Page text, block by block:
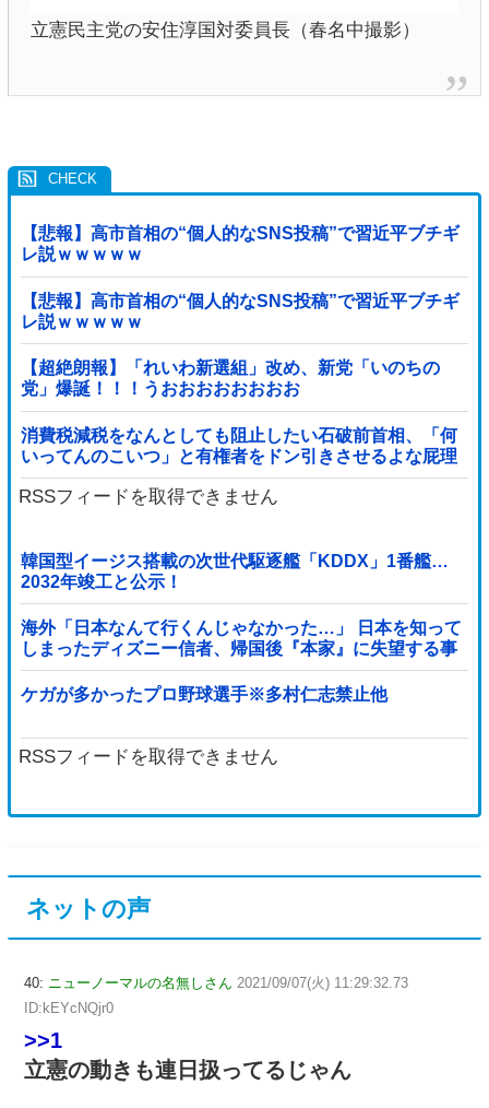
立憲民主党の安住淳国対委員長（春名中撮影）
【悲報】高市首相の“個人的なSNS投稿”で習近平ブチギ
レ説ｗｗｗｗｗ
【悲報】高市首相の“個人的なSNS投稿”で習近平ブチギ
レ説ｗｗｗｗｗ
【超絶朗報】「れいわ新選組」改め、新党「いのちの
党」爆誕！！！うおおおおおおおお
消費税減税をなんとしても阻止したい石破前首相、「何
いってんのこいつ」と有権者をドン引きさせるよな屁理
屈を……
RSSフィードを取得できません
韓国型イージス搭載の次世代駆逐艦「KDDX」1番艦…
2032年竣工と公示！
海外「日本なんて行くんじゃなかった…」 日本を知って
しまったディズニー信者、帰国後『本家』に失望する事
態に
ケガが多かったプロ野球選手※多村仁志禁止他
RSSフィードを取得できません
ネットの声
40: ニューノーマルの名無しさん 2021/09/07(火) 11:29:32.73
ID:kEYcNQjr0
>>1
立憲の動きも連日扱ってるじゃん